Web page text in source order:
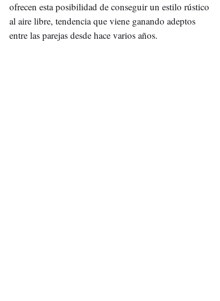
ofrecen esta posibilidad de conseguir un estilo rústico
al aire libre, tendencia que viene ganando adeptos
entre las parejas desde hace varios años.